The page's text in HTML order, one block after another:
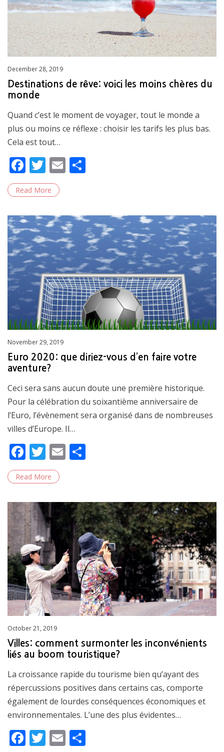
Posted
on
December 28, 2019
Destinations de rêve: voici les moins chères du
monde
Quand c’est le moment de voyager, tout le monde a
plus ou moins ce réflexe : choisir les tarifs les plus bas.
Cela est tout…
F
ac
e
b
o
o
k
T
w
itt
er
E
l e
Read More
Posted
on
November 29, 2019
Euro 2020: que diriez-vous d’en faire votre
aventure?
Ceci sera sans aucun doute une première historique.
Pour la célébration du soixantième anniversaire de
l’Euro, l’évènement sera organisé dans de nombreuses
villes d’Europe. Il…
F
ac
e
b
o
o
k
T
w
itt
er
E
m
l e
Read More
Posted
on
October 21, 2019
Villes: comment surmonter les inconvénients
liés au boom touristique?
La croissance rapide du tourisme bien qu’ayant des
répercussions positives dans certains cas, comporte
également de lourdes conséquences économiques et
environnementales. L’une des plus évidentes…
F T E